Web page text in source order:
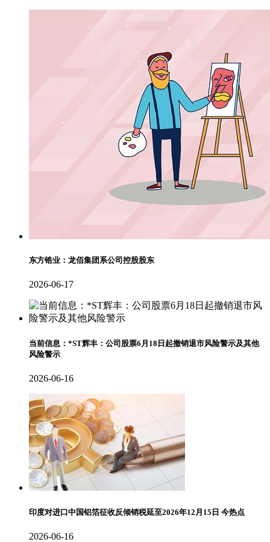
东方锆业：龙佰集团系公司控股股东
2026-06-17
当前信息：*ST辉丰：公司股票6月18日起撤销退市风险警示及其他
风险警示
2026-06-16
印度对进口中国铝箔征收反倾销税延至2026年12月15日 今热点
2026-06-16